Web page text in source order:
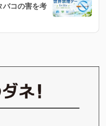
コの害を考